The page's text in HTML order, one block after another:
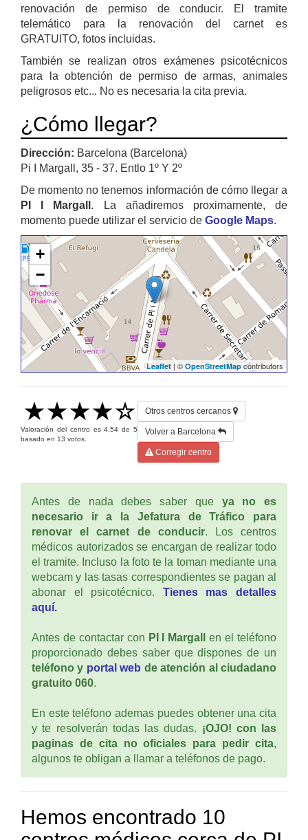
renovación de permiso de conducir. El tramite
telemático para la renovación del carnet es
GRATUITO, fotos incluidas.
También se realizan otros exámenes psicotécnicos
para la obtención de permiso de armas, animales
peligrosos etc... No es necesaria la cita previa.
¿Cómo llegar?
Dirección: Barcelona (Barcelona)
Pi I Margall, 35 - 37. Entlo 1º Y 2º
De momento no tenemos información de cómo llegar a
PI I Margall . La añadiremos proximamente, de
momento puede utilizar el servicio de Google Maps.
+
−
Leaflet| © OpenStreetMapcontributors
Valoración del centro es4.54 de5
basado en 13 votos.
Otros centros cercanos
Volver a Barcelona
Corregir centro
Antes de nada debes saber que ya no es
necesario ir a la Jefatura de Tráfico para
renovar el carnet de conducir. Los centros
médicos autorizados se encargan de realizar todo
el tramite. Incluso la foto te la toman mediante una
webcam y las tasas correspondientes se pagan al
abonar el psicotécnico. Tienes mas detalles
aquí.
Antes de contactar con PI I Margall
en el teléfono
proporcionado debes saber que dispones de un
teléfono y portal web de atención al ciudadano
gratuito 060.
En este teléfono ademas puedes obtener una cita
y te resolverán todas las dudas. ¡OJO! con las
paginas de cita no oficiales para pedir cita,
algunos te obligan a llamar a teléfonos de pago.
Hemos encontrado 10